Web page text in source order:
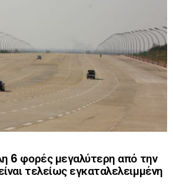
6 φορές μεγαλύτερη από την
τελείως εγκαταλελειμμένη